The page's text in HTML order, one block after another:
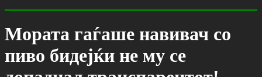
Мората гаѓаше навивач со
пиво бидејќи не му се